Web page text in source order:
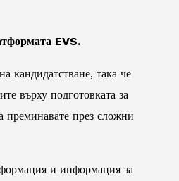
EVS.
кандидатстване, така че
върху подготовката за
преминавате през сложни
и информация за